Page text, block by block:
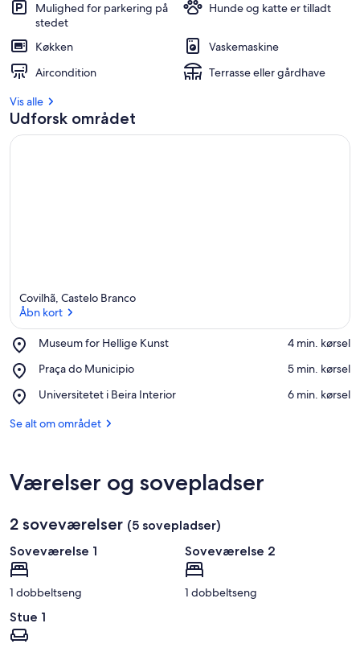
Mulighed for parkering på
stedet
Hunde og katte er tilladt
Køkken
Vaskemaskine
Aircondition
Terrasse eller gårdhave
Vis alle
Udforsk området
Covilhã, Castelo Branco
Åbn kort
Museum for Hellige Kunst
Place,
for
Kunst
‪4 min. kørsel‬
Praça do Municipio
Place,
do
‪5 min. kørsel‬
Universitetet i Beira Interior
Place,
i
‪6 min. kørsel‬
Se alt om området
Værelser og sovepladser
2 soveværelser (5 sovepladser)
Soveværelse 1
1 dobbeltseng
Soveværelse 2
1 dobbeltseng
Stue 1